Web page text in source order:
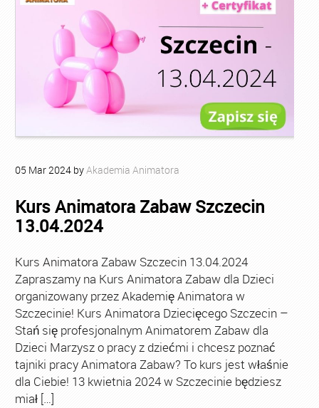
05 Mar2024 byAkademia Animatora
Kurs Animatora Zabaw Szczecin
13.04.2024
Kurs Animatora Zabaw Szczecin 13.04.2024
Zapraszamy na Kurs Animatora Zabaw dla Dzieci
organizowany przez Akademię Animatora w
Szczecinie! Kurs Animatora Dziecięcego Szczecin –
Stań się profesjonalnym Animatorem Zabaw dla
Dzieci Marzysz o pracy z dziećmi i chcesz poznać
tajniki pracy Animatora Zabaw? To kurs jest właśnie
dla Ciebie! 13 kwietnia 2024 w Szczecinie będziesz
miał […]